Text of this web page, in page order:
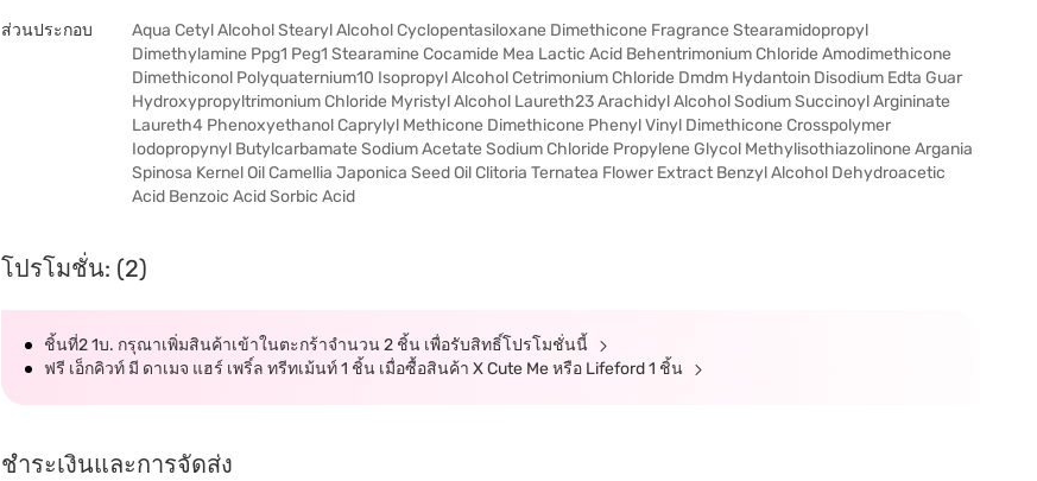
ส่วนประกอบ
Aqua Cetyl Alcohol Stearyl Alcohol Cyclopentasiloxane Dimethicone Fragrance Stearamidopropyl
Dimethylamine Ppg1 Peg1 Stearamine Cocamide Mea Lactic Acid Behentrimonium Chloride Amodimethicone
Dimethiconol Polyquaternium10 Isopropyl Alcohol Cetrimonium Chloride Dmdm Hydantoin Disodium Edta Guar
Hydroxypropyltrimonium Chloride Myristyl Alcohol Laureth23 Arachidyl Alcohol Sodium Succinoyl Argininate
Laureth4 Phenoxyethanol Caprylyl Methicone Dimethicone Phenyl Vinyl Dimethicone Crosspolymer
Iodopropynyl Butylcarbamate Sodium Acetate Sodium Chloride Propylene Glycol Methylisothiazolinone Argania
Spinosa Kernel Oil Camellia Japonica Seed Oil Clitoria Ternatea Flower Extract Benzyl Alcohol Dehydroacetic
Acid Benzoic Acid Sorbic Acid
โปรโมชั่น: (2)
ชิ้นที่2 1บ. กรุณาเพิ่มสินค้าเข้าในตะกร้าจำนวน 2 ชิ้น เพื่อรับสิทธิ์โปรโมชั่นนี้
ฟรี เอ็กคิวท์ มี ดาเมจ แฮร์ เพริ์ล ทรีทเม้นท์ 1 ชิ้น เมื่อซื้อสินค้า X Cute Me หรือ Lifeford 1 ชิ้น
ชำระเงินและการจัดส่ง